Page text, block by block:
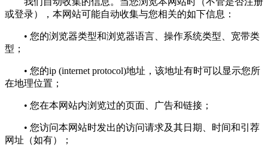
或登录），本网站可能自动收集与您相关的如下信息：
• 您的浏览器类型和浏览器语言、操作系统类型、宽带类
型；
• 您的ip (internet protocol)地址，该地址有时可以显示您所
在地理位置；
• 您在本网站内浏览过的页面、广告和链接；
• 您访问本网站时发出的访问请求及其日期、时间和引荐
网址（如有）；